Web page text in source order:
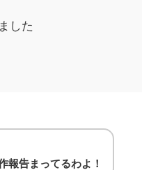
した
報告まってるわよ！